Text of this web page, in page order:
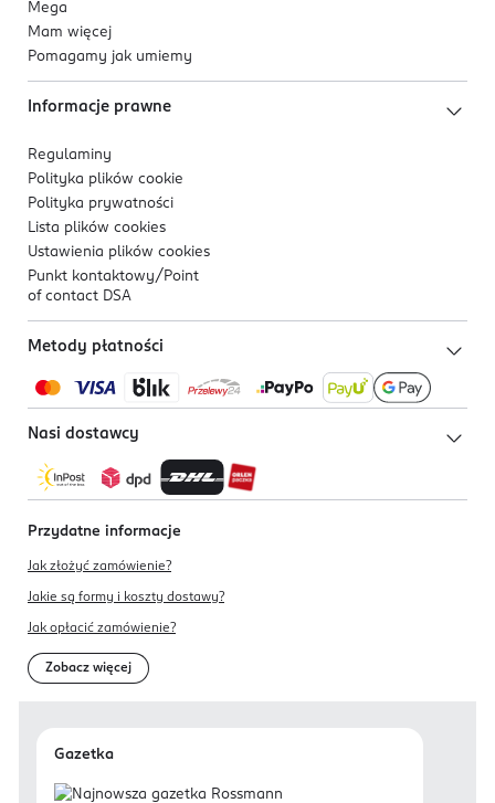
Mega
Mam więcej
Pomagamy jak umiemy
Informacje prawne
Regulaminy
Polityka plików cookie
Polityka prywatności
Lista plików cookies
Ustawienia plików cookies
Punkt kontaktowy/ Point
of contact DSA
Metody płatności
Nasi dostawcy
Przydatne informacje
Jak złożyć zamówienie?
Jakie są formy i koszty dostawy?
Jak opłacić zamówienie?
Zobacz więcej
Gazetka